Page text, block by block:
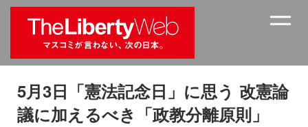
5月3日「憲法記念日」に思う 改憲論
議に加えるべき「政教分離原則」